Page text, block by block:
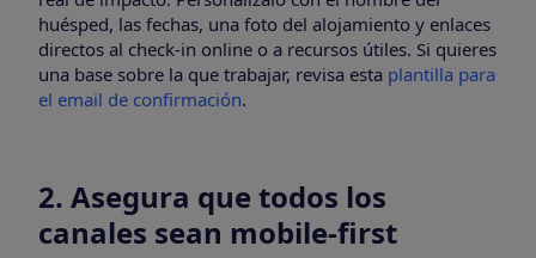
huésped, las fechas, una foto del alojamiento y enlaces
directos al check-in online o a recursos útiles. Si quieres
una base sobre la que trabajar, revisa esta plantilla para
el email de confirmación.
2. Asegura que todos los
canales sean mobile-first